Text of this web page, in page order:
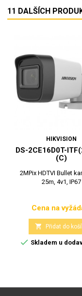
11 DALŠÍCH
HIKVISION
DS-2CE16D0T-
(C)
2MPix HDTVI Bullet
25m, 4v1, IP67
Cena
Cena na
 Přidat do
 Skladem u